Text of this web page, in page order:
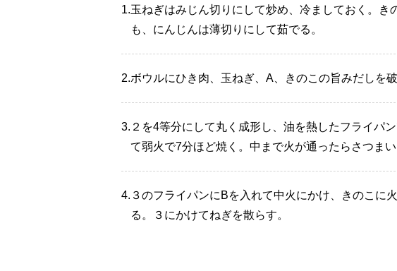
1.玉ねぎはみじん切りにして炒め、冷ましておく。
も、にんじんは薄切りにして茹でる。
2.ボウルにひき肉、玉ねぎ、A、きのこの旨みだしを
3. ２を4等分にして丸く成形し、油を熱したフライパ
て弱火で7分ほど焼く。中まで火が通ったらさつま
4. ３のフライパンにBを入れて中火にかけ、きのこに
る。３にかけてねぎを散らす。